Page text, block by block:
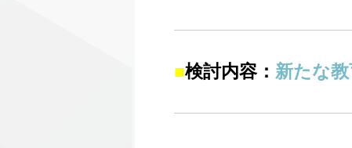
■検討内容： 新たな